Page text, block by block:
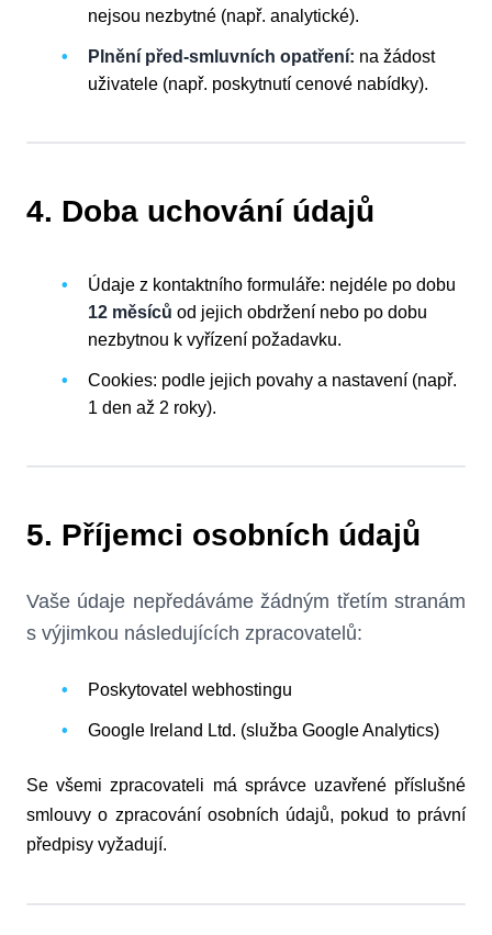
nejsou nezbytné (např. analytické).
Plnění před-smluvních opatření: na žádost
uživatele (např. poskytnutí cenové nabídky).
4. Doba uchování údajů
Údaje z kontaktního formuláře: nejdéle po dobu
12 měsíců od jejich obdržení nebo po dobu
nezbytnou k vyřízení požadavku.
Cookies: podle jejich povahy a nastavení (např.
1 den až 2 roky).
5. Příjemci osobních údajů
Vaše údaje nepředáváme žádným třetím stranám
s výjimkou následujících zpracovatelů:
Poskytovatel webhostingu
Google Ireland Ltd. (služba Google Analytics)
Se všemi zpracovateli má správce uzavřené příslušné
smlouvy o zpracování osobních údajů, pokud to právní
předpisy vyžadují.